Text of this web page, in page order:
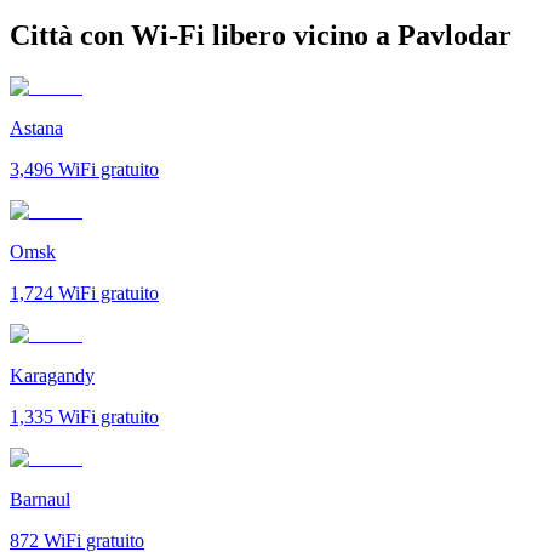
Città con Wi-Fi libero vicino a Pavlodar
Astana
3,496 WiFi gratuito
Omsk
1,724 WiFi gratuito
Karagandy
1,335 WiFi gratuito
Barnaul
872 WiFi gratuito